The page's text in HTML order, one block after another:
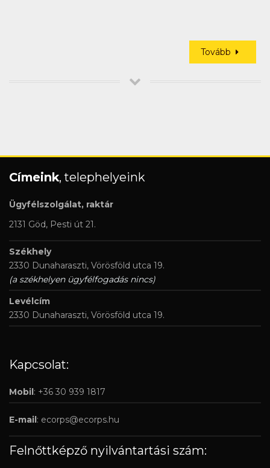
Tovább
Címeink, telephelyeink
Ügyfélszolgálat, raktár
2131 Göd, Pesti út 21.
Székhely
2330 Dunaharaszti, Vörösföld utca 19.
(a székhelyen ügyfélfogadás nincs)
Levélcím
2330 Dunaharaszti, Vörösföld utca 19.
Kapcsolat:
Mobil: +36 30 939 1817
E-mail: ecorps@ecorps.hu
Felnőttképző nyilvántartási szám: